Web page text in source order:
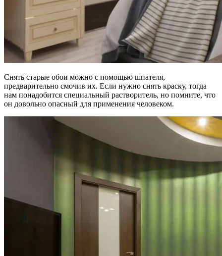
Снять старые обои можно с помощью шпателя,
предварительно смочив их. Если нужно снять краску, тогда
нам понадобится специальный растворитель, но помните, что
он довольно опасный для применения человеком.